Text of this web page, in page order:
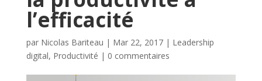
l’efficacité
par Nicolas Bariteau | Mar 22, 2017| Leadership
digital, Productivité | 0 commentaires